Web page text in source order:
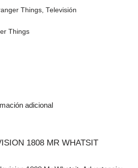
Things Televisión
Things
adicional
1808 MR WHATSIT